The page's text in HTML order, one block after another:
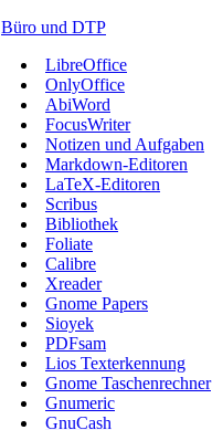
Büro und DTP
LibreOffice
OnlyOffice
AbiWord
FocusWriter
Notizen und Aufgaben
Markdown-Editoren
LaTeX-Editoren
Scribus
Bibliothek
Foliate
Calibre
Xreader
Gnome Papers
Sioyek
PDFsam
Lios Texterkennung
Gnome Taschenrechner
Gnumeric
GnuCash